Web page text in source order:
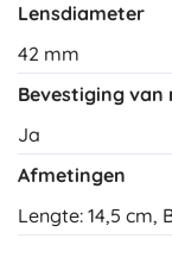
Lensdiameter
42 mm
Bevestiging van
Ja
Afmetingen
Lengte: 14,5 cm,